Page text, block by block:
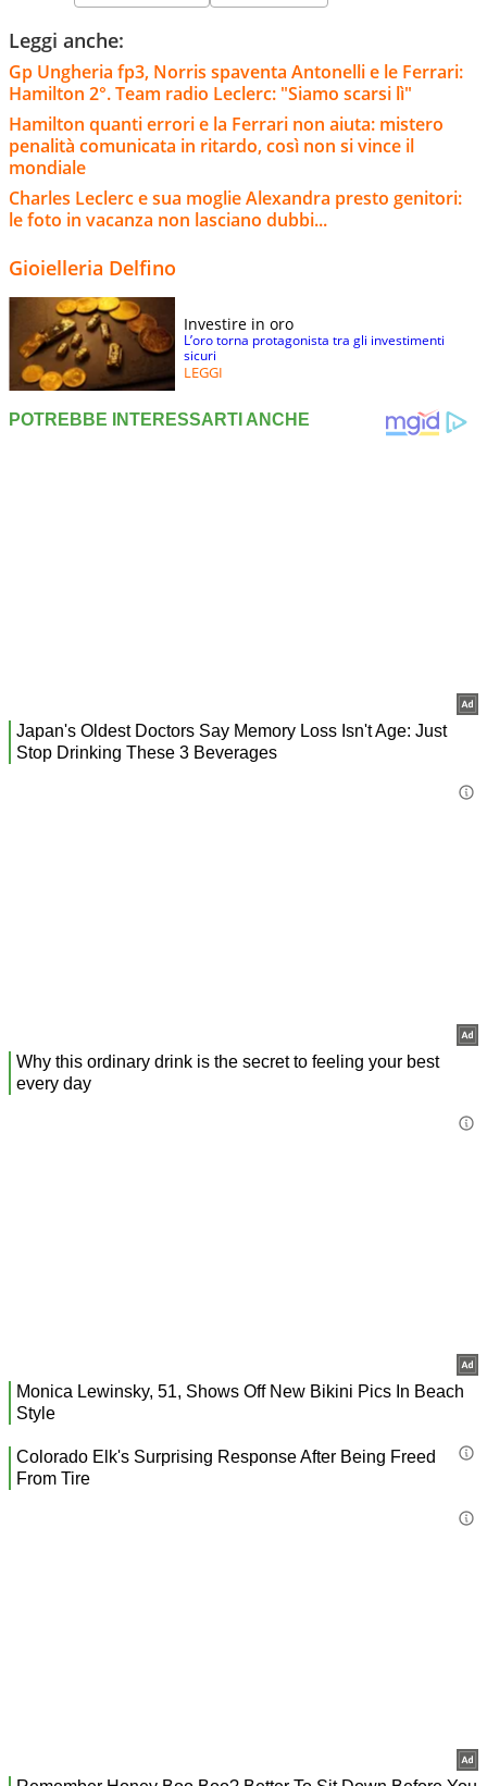
Leggi anche:
Gp Ungheria fp3, Norris spaventa Antonelli e le Ferrari:
Hamilton 2°. Team radio Leclerc: "Siamo scarsi lì"
Hamilton quanti errori e la Ferrari non aiuta: mistero
penalità comunicata in ritardo, così non si vince il
mondiale
Charles Leclerc e sua moglie Alexandra presto genitori:
le foto in vacanza non lasciano dubbi...
Gioielleria Delfino
Investire in oro
L’oro torna protagonista tra gli investimenti
sicuri
LEGGI